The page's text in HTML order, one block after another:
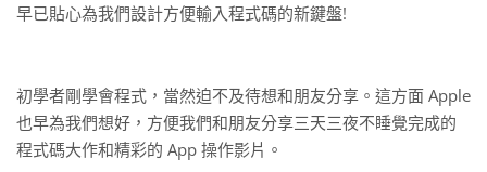
早已貼心為我們設計方便輸入程式碼的新鍵盤!
初學者剛學會程式，當然迫不及待想和朋友分享。這方面 Apple
也早為我們想好，方便我們和朋友分享三天三夜不睡覺完成的
程式碼大作和精彩的 App 操作影片。